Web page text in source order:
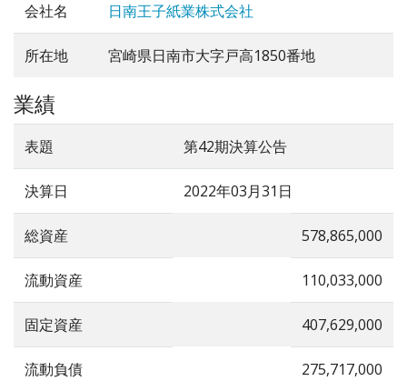
会社名 日南王子紙業株式会社
所在地 宮崎県日南市大字戸高1850番地
業績
表題 第42期決算公告
決算日 2022年03月31日
総資産 578,865,000
流動資産 110,033,000
固定資産 407,629,000
流動負債 275,717,000